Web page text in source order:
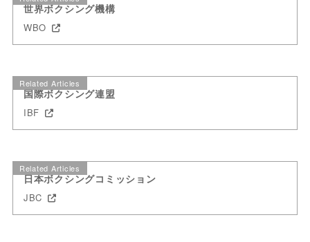
世界ボクシング機構
WBO
Related Articles
国際ボクシング連盟
IBF
Related Articles
日本ボクシングコミッション
JBC